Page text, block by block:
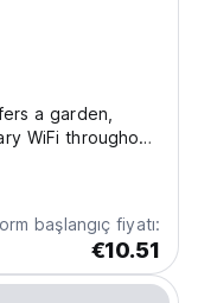
a garden,
WiFi throughout
4.4 miles
Galle,...
başlangıç fiyatı:
€10.51